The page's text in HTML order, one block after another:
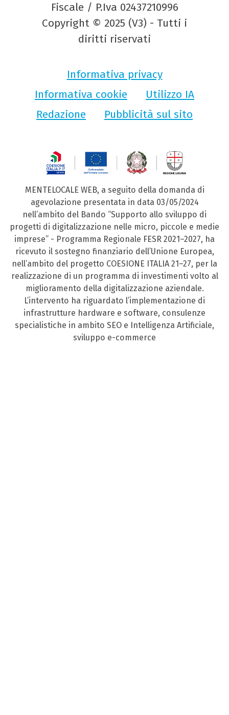
Fiscale / P.Iva 02437210996
Copyright © 2025 (V3) - Tutti i
diritti riservati
Informativa privacy
Informativa cookie
Utilizzo IA
Redazione
Pubblicità sul sito
MENTELOCALE WEB, a seguito della domanda di
agevolazione presentata in data 03/05/2024
nell’ambito del Bando “Supporto allo sviluppo di
progetti di digitalizzazione nelle micro, piccole e medie
imprese” - Programma Regionale FESR 2021–2027, ha
ricevuto il sostegno finanziario dell’Unione Europea,
nell’ambito del progetto COESIONE ITALIA 21–27, per la
realizzazione di un programma di investimenti volto al
miglioramento della digitalizzazione aziendale.
L’intervento ha riguardato l’implementazione di
infrastrutture hardware e software, consulenze
specialistiche in ambito SEO e Intelligenza Artificiale,
sviluppo e-commerce